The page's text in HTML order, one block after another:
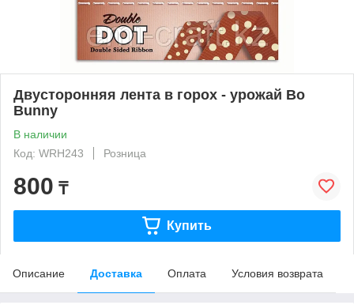
Двусторонняя лента в горох - урожай Bo
Bunny
В наличии
Код: WRH243
Розница
800 ₸
Купить
Описание Доставка Оплата Условия возврата